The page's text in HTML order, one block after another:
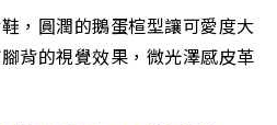
，圓潤的鵝蛋楦型讓可愛度大
背的視覺效果，微光澤感皮革